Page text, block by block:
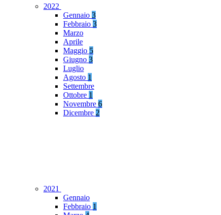
2022
Gennaio 3
Febbraio 3
Marzo
Aprile
Maggio 5
Giugno 3
Luglio
Agosto 1
Settembre
Ottobre 1
Novembre 6
Dicembre 2
2021
Gennaio
Febbraio 1